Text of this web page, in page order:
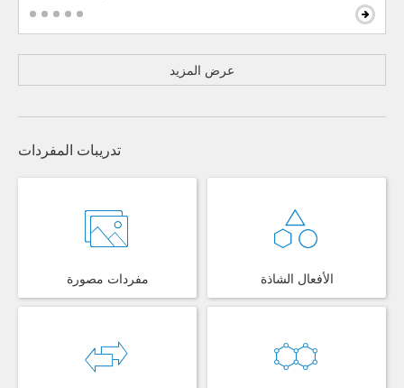
عرض المزيد
تدريبات المفردات
مفردات مصورة الأفعال الشاذة